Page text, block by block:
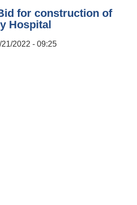
for construction of
Hospital
21/2022 - 09:25